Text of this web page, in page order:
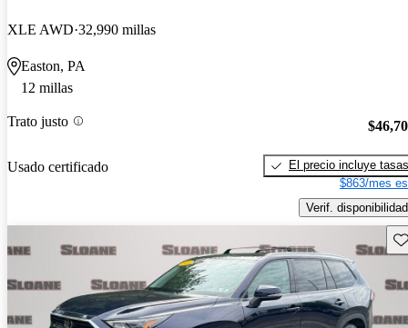
XLE AWD 32,990 millas
Easton, PA
12 millas
Trato justo
Usado certificado
El precio incluye tasas
$863/mes
Verif. disponibilidad